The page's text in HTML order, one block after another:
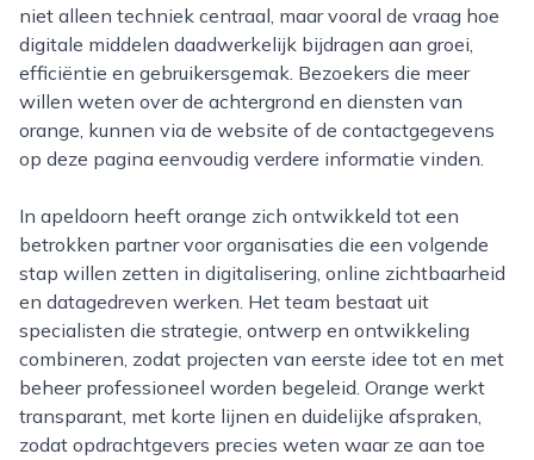
niet alleen techniek centraal, maar vooral de vraag hoe
digitale middelen daadwerkelijk bijdragen aan groei,
efficiëntie en gebruikersgemak. Bezoekers die meer
willen weten over de achtergrond en diensten van
orange, kunnen via de website of de contactgegevens
op deze pagina eenvoudig verdere informatie vinden.
In apeldoorn heeft orange zich ontwikkeld tot een
betrokken partner voor organisaties die een volgende
stap willen zetten in digitalisering, online zichtbaarheid
en datagedreven werken. Het team bestaat uit
specialisten die strategie, ontwerp en ontwikkeling
combineren, zodat projecten van eerste idee tot en met
beheer professioneel worden begeleid. Orange werkt
transparant, met korte lijnen en duidelijke afspraken,
zodat opdrachtgevers precies weten waar ze aan toe